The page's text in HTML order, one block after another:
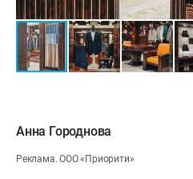
Анна Городнова
Реклама. ООО «Приорити»